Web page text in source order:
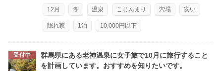
12月 冬 温泉 こじんまり 穴場 安い
隠れ家 1泊 10,000円以下
受付中
群馬県にある老神温泉に女子旅で10月に旅行すること
を計画しています。おすすめを知りたいです。